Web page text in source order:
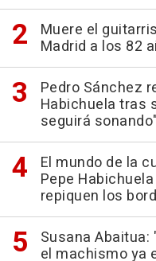
Muere el
Madrid a los 82
Pedro Sánchez
Habichuela tras
seguirá sonando"
El mundo de la
Pepe
repiquen los
Susana
el machismo ya